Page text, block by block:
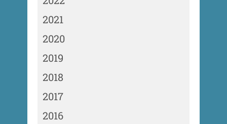
2021
2020
2019
2018
2017
2016